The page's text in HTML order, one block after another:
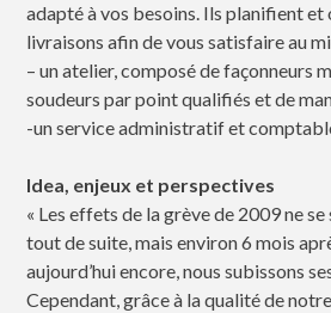
adapté à vos besoins. Ils planifient et
livraisons afin de vous satisfaire au
– un atelier, composé de façonneurs
soudeurs par point qualifiés et de
-un service administratif et
ldea, enjeux et perspectives
« Les effets de la grève de 2009 ne
tout de suite, mais environ 6 mois
aujourd’hui encore, nous subissons
Cependant, grâce à la qualité de